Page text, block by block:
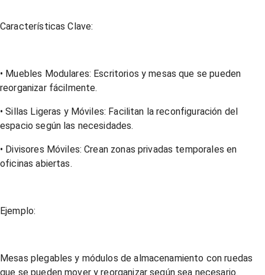
Características Clave:
• Muebles Modulares: Escritorios y mesas que se pueden
reorganizar fácilmente.
• Sillas Ligeras y Móviles: Facilitan la reconfiguración del
espacio según las necesidades.
• Divisores Móviles: Crean zonas privadas temporales en
oficinas abiertas.
Ejemplo:
Mesas plegables y módulos de almacenamiento con ruedas
que se pueden mover y reorganizar según sea necesario.